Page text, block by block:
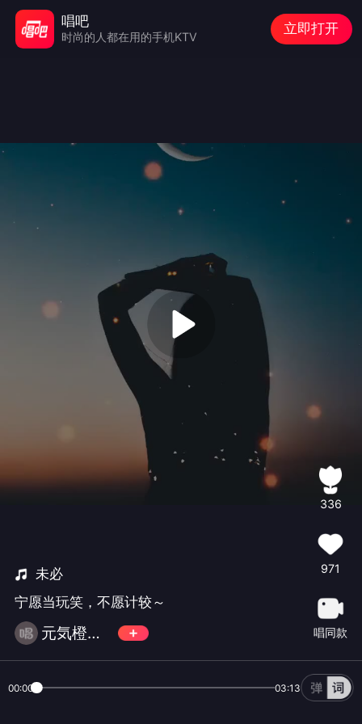
未必
宁愿当玩笑，不愿计较～
元気橙子🎀
336
971
唱同款
00:00 03:13
唱吧
时尚的人都在用的手机KTV
立即打开